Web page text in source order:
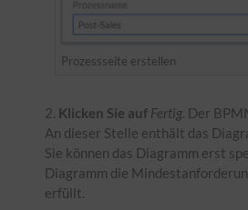
Prozessseite erstellen
Klicken Sie auf Fertig. Der
An dieser Stelle enthält das
Sie können das Diagramm erst
Diagramm die
erfüllt.